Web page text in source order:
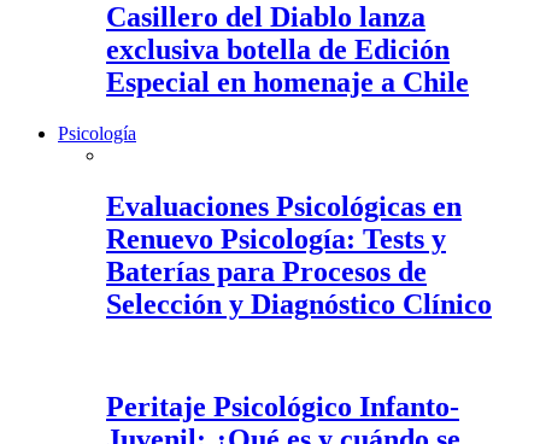
Casillero del Diablo lanza
exclusiva botella de Edición
Especial en homenaje a Chile
Psicología
Evaluaciones Psicológicas en
Renuevo Psicología: Tests y
Baterías para Procesos de
Selección y Diagnóstico Clínico
Peritaje Psicológico Infanto-